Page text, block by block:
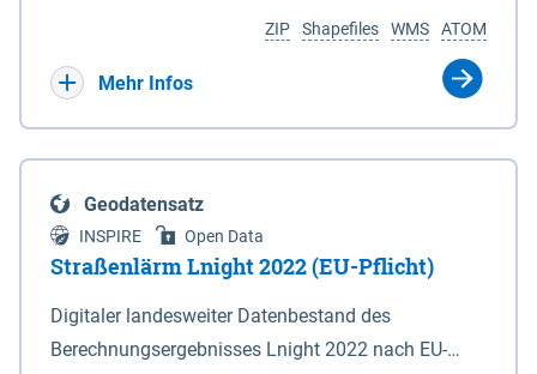
(DTK) im Maßstab 1 : 100 000 (Anlage 2), 2.
verkleinerte Amtliche Karte 1 : 5 000 (AK5) im
projizierte Koordinaten im Europäischen
Terrestrischen Referenzsystem 1989 (ETRS 89) mit
der Universalen Transversalen Mercator-Abbildung
bezogen auf die Zone 32 N (UTM 32N) dargestellt
(Anlage 4); Gleiches gilt für die geografischen
ATOM
WMS
Shapefiles
ZIP
Mehr Infos
Geodatensatz
INSPIRE Open Data
Straßenlärm Lnight 2022 (EU-Pflicht)
Digitaler landesweiter Datenbestand des
Berechnungsergebnisses Lnight 2022 nach EU-